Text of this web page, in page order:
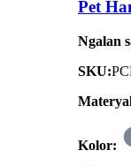
Pet
Ngalan
SKU:
Kolor: